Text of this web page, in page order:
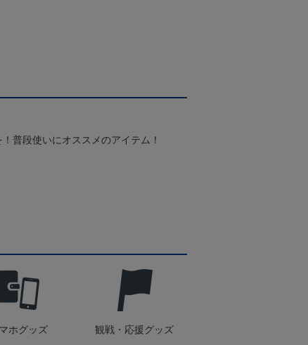
普段使いにオススメのアイテム！
ホグッズ 観戦・応援グッズ